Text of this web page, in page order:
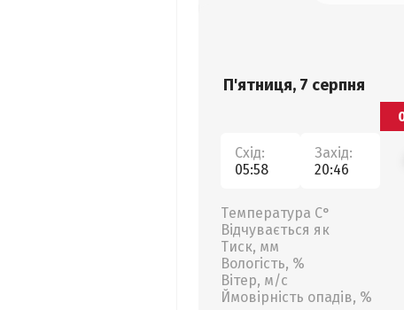
П'ятниця, 7 серпня
Схід:
05:58
Захід:
20:46
Температура С°
Відчувається як
Тиск, мм
Вологість, %
Вітер, м/с
Ймовірність опадів, %